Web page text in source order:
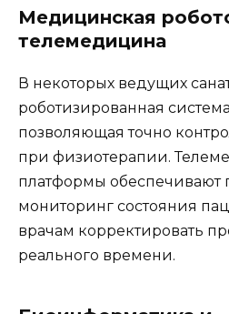
Медицинская
телемедицина
В некоторых ведущих
роботизированная
позволяющая точно
при физиотерапии.
платформы обеспечивают
мониторинг состояния
врачам корректировать
реального времени.